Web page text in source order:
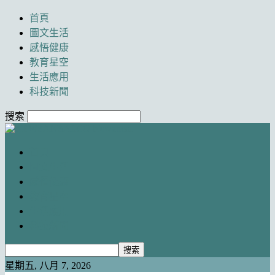
首頁
圖文生活
感悟健康
教育星空
生活應用
科技新聞
搜索
星期五, 八月 7, 2026